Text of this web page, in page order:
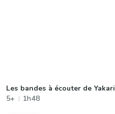
Les bandes à écouter de Yakari
5+
1h48